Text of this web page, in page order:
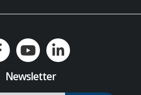
Newsletter